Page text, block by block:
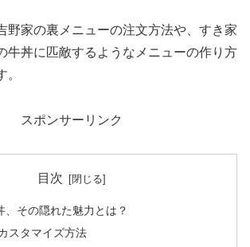
野家の裏メニューの注文方法や、すき家
牛丼に匹敵するようなメニューの作り方
。
スポンサーリンク
目次
、その隠れた魅力とは？
スタマイズ方法